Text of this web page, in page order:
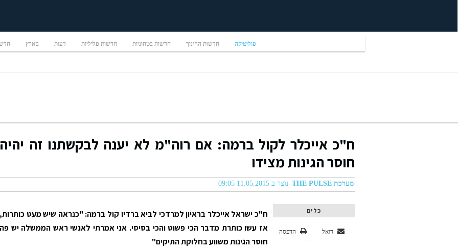
פוליטיקה חדשות החינוך חדשות בטחוניות חדשות פליליות דעות בארץ
ח"כ אייכלר לקול ברמה: אם רוה"מ לא יענה לבקשתנו זה יהיה
חוסר הגינות מצידו
מערכת THE PULSE נוצר ב 11.05.2015 09:05
כלים
הדפסה דואל
ח"כ ישראל אייכלר בראיון למרדכי לביא ברדיו קול ברמה: "כנראה שיש מעט כותרות,
אז עשו כותרת מדבר הכי פשוט והכי בסיסי. אני אמרתי לאנשי ראש הממשלה יש פה
חוסר הגינות משווע בחלוקת התיקים"